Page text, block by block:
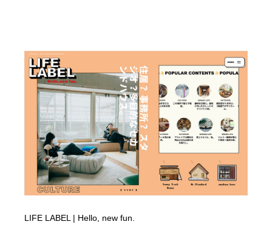
LIFE LABEL | Hello, new fun.